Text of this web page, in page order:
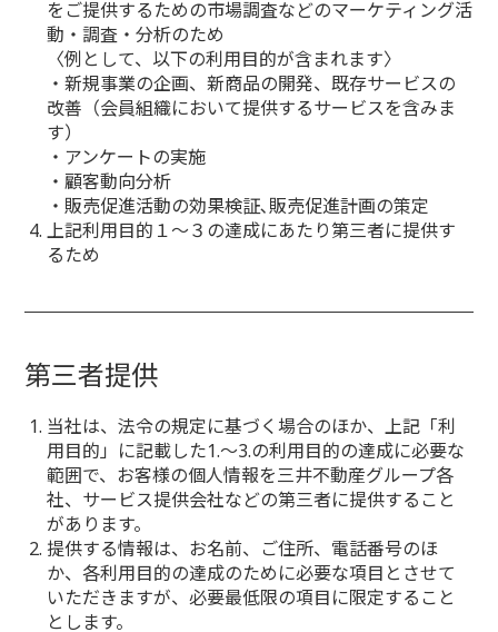
をご提供するための市場調査などのマーケティング活
動・調査・分析のため
〈例として、以下の利用目的が含まれます〉
・新規事業の企画、新商品の開発、既存サービスの
改善（会員組織において提供するサービスを含みま
す）
・アンケートの実施
・顧客動向分析
・販売促進活動の効果検証､販売促進計画の策定
上記利用目的１～３の達成にあたり第三者に提供す
るため
第三者提供
当社は、法令の規定に基づく場合のほか、上記「利
用目的」に記載した1.～3.の利用目的の達成に必要な
範囲で、お客様の個人情報を三井不動産グループ各
社、サービス提供会社などの第三者に提供すること
があります。
提供する情報は、お名前、ご住所、電話番号のほ
か、各利用目的の達成のために必要な項目とさせて
いただきますが、必要最低限の項目に限定すること
とします。